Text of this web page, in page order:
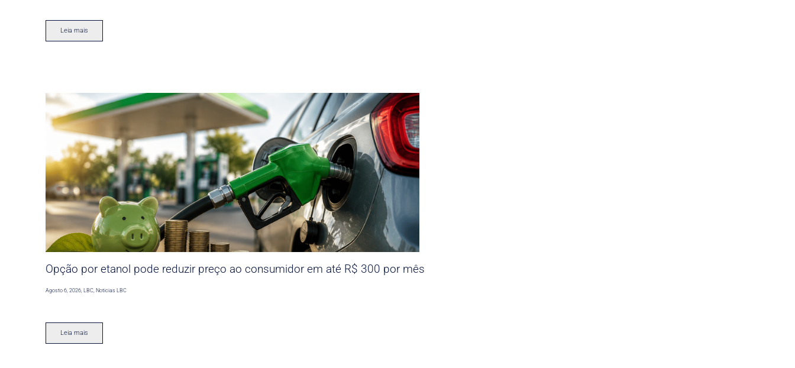
Leia mais
Opção por etanol pode reduzir preço ao consumidor em até R$ 300 por mês
Agosto 6, 2026 ,LBC Noticias LBC
Leia mais